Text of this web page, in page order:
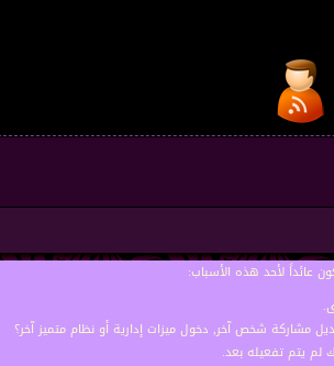
عائداً لأحد هذه الأسباب:
مشاركة شخص آخر, دخول ميزات إدارية أو نظام متميز آخر؟
لم يتم تفعيله بعد.